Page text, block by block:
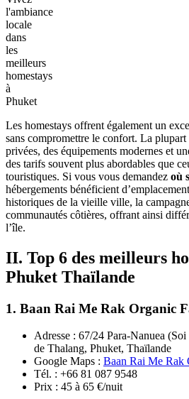
l'ambiance
locale
dans
les
meilleurs
homestays
à
Phuket
Les homestays offrent également un
sans compromettre le confort. La plupart
privées, des équipements modernes et
des tarifs souvent plus abordables que
touristiques. Si vous vous demandez où
hébergements bénéficient
historiques de la vieille ville, la
communautés côtières, offrant ainsi
l’île.
II. Top 6 des meilleurs
Phuket Thaïlande
1. Baan Rai Me Rak Organic
Adresse : 67/24 Para-Nanuea
de Thalang, Phuket, Thaïlande
Google Maps : Baan Rai Me Rak
Tél. : +66 81 087 9548
Prix : 45 à 65 €/nuit